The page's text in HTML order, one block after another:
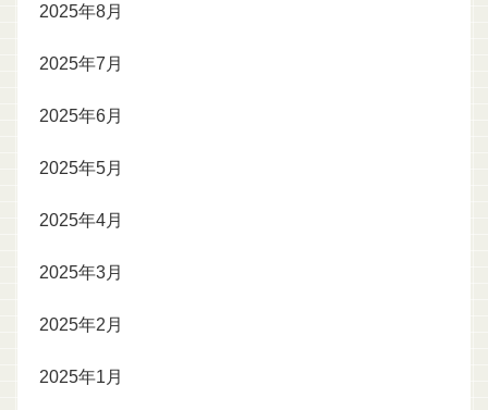
2025年8月
2025年7月
2025年6月
2025年5月
2025年4月
2025年3月
2025年2月
2025年1月